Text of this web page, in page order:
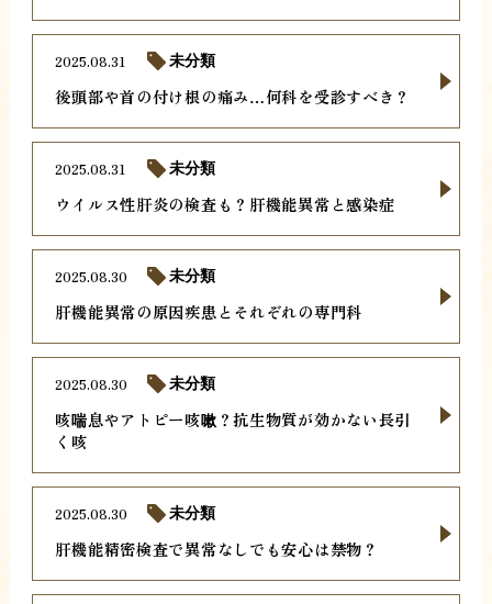
後頭部や首の付け根の痛み…何科を受診すべき？
2025.08.31 未分類
ウイルス性肝炎の検査も？肝機能異常と感染症
2025.08.31 未分類
肝機能異常の原因疾患とそれぞれの専門科
2025.08.30 未分類
咳喘息やアトピー咳嗽？抗生物質が効かない長引
く咳
2025.08.30 未分類
肝機能精密検査で異常なしでも安心は禁物？
2025.08.30 未分類